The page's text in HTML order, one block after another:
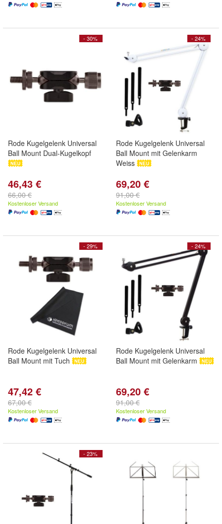
- 30%
Rode Kugelgelenk Universal
Ball Mount Dual-Kugelkopf
46,43 €
66,00 €
Kostenloser Versand
- 24%
Rode Kugelgelenk Universal
Ball Mount mit Gelenkarm
Weiss
69,20 €
91,00 €
Kostenloser Versand
- 29%
Rode Kugelgelenk Universal
Ball Mount mit Tuch
47,42 €
67,00 €
Kostenloser Versand
- 24%
Rode Kugelgelenk Universal
Ball Mount mit Gelenkarm
69,20 €
91,00 €
Kostenloser Versand
- 23%